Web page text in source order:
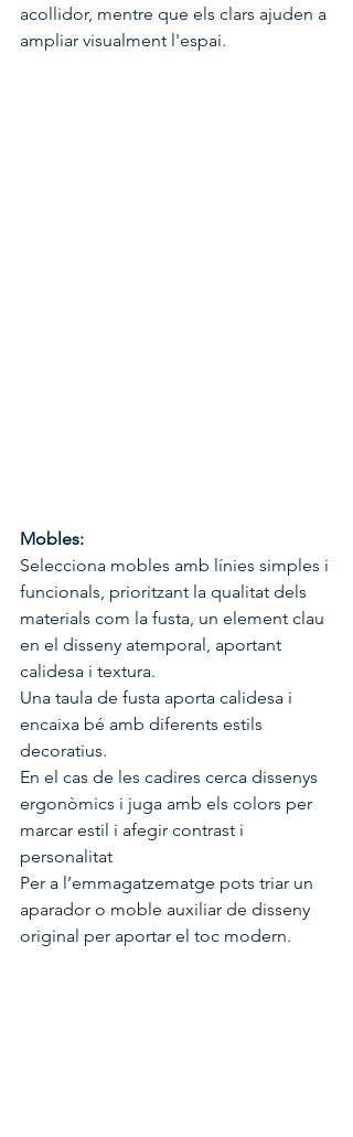
acollidor, mentre que els clars ajuden a
ampliar visualment l'espai.
Mobles:
Selecciona mobles amb línies simples i
funcionals, prioritzant la qualitat dels
materials com la fusta, un element clau
en el disseny atemporal, aportant
calidesa i textura.
Una taula de fusta aporta calidesa i
encaixa bé amb diferents estils
decoratius.
En el cas de les cadires cerca dissenys
ergonòmics i juga amb els colors per
marcar estil i afegir contrast i
personalitat
Per a l’emmagatzematge pots triar un
aparador o moble auxiliar de disseny
original per aportar el toc modern.